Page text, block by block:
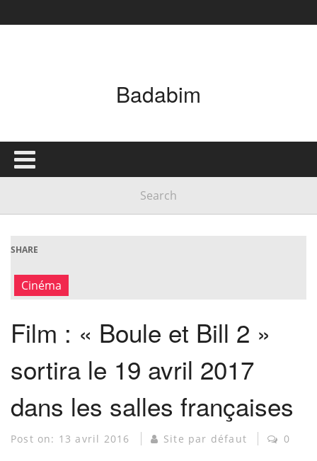
Badabim
SHARE
Cinéma
Film : « Boule et Bill 2 »
sortira le 19 avril 2017
dans les salles françaises
Post on: 13 avril 2016 Site par défaut 0